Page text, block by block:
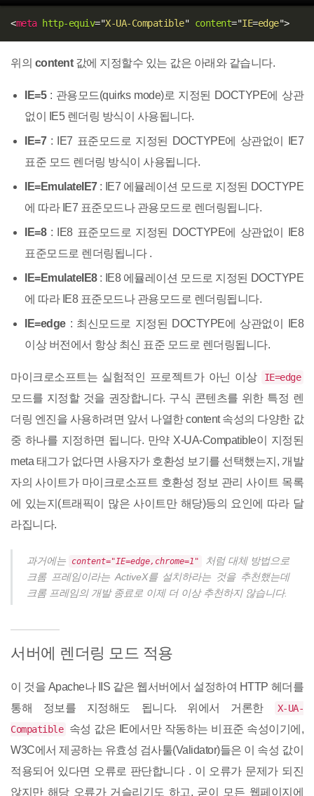
<meta http-equiv="X-UA-Compatible" content="IE=edge">
위의 content값에 지정할수 있는 값은 아래와 같습니다.
IE=5: 관용모드(quirks mode)로 지정된 DOCTYPE에 상관
없이 IE5 렌더링 방식이 사용됩니다.
IE=7: IE7 표준모드로 지정된 DOCTYPE에 상관없이 IE7
표준 모드 렌더링 방식이 사용됩니다.
IE=EmulateIE7: IE7 에뮬레이션 모드로 지정된 DOCTYPE
에 따라 IE7 표준모드나 관용모드로 렌더링됩니다.
IE=8: IE8 표준모드로 지정된 DOCTYPE에 상관없이 IE8
표준모드로 렌더링됩니다 .
IE=EmulateIE8: IE8 에뮬레이션 모드로 지정된 DOCTYPE
에 따라 IE8 표준모드나 관용모드로 렌더링됩니다.
IE=edge: 최신모드로 지정된 DOCTYPE에 상관없이 IE8
이상 버전에서 항상 최신 표준 모드로 렌더링됩니다.
마이크로소프트는 실험적인 프로젝트가 아닌 이상 IE=edge
모드를 지정할 것을 권장합니다. 구식 콘텐츠를 위한 특정 렌
더링 엔진을 사용하려면 앞서 나열한 content 속성의 다양한 값
중 하나를 지정하면 됩니다. 만약 X-UA-Compatible이 지정된
meta 태그가 없다면 사용자가 호환성 보기를 선택했는지, 개발
자의 사이트가 마이크로소프트 호환성 정보 관리 사이트 목록
에 있는지(트래픽이 많은 사이트만 해당)등의 요인에 따라 달
라집니다.
과거에는 content="IE=edge,chrome=1"
처럼 대체 방법으로
크롬 프레임이라는 ActiveX를 설치하라는 것을 추천했는데
크롬 프레임의 개발 종료로 이제 더 이상 추천하지 않습니다.
서버에 렌더링 모드 적용
이 것을 Apache나 IIS 같은 웹서버에서 설정하여 HTTP 헤더를
통해 정보를 지정해도 됩니다. 위에서 거론한
X-UA-
Compatible
속성 값은 IE에서만 작동하는 비표준 속성이기에,
W3C에서 제공하는 유효성 검사툴(Validator)들은 이 속성 값이
적용되어 있다면 오류로 판단합니다 . 이 오류가 문제가 되진
않지만 해당 오류가 거슬리기도 하고, 굳이 모든 웹페이지에